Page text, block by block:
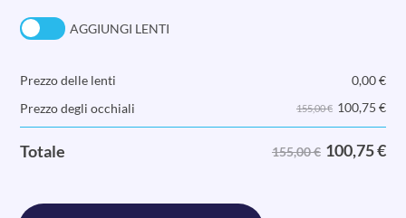
AGGIUNGI LENTI
Prezzo delle lenti 0,00€
Prezzo degli occhiali
155,00 € 100,75 €
Totale 155,00 € 100,75€